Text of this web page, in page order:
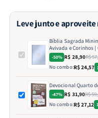
Leve junto e
Bíblia Sagrada
Avivada e Corinhos |
-50% R$ 28,90R$
No combo:R$ 24,57
Devocional Quarto
-47% R$ 31,90R$
No combo:R$ 27,12